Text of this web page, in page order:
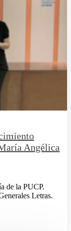
Angélica
de la PUCP.
Letras.